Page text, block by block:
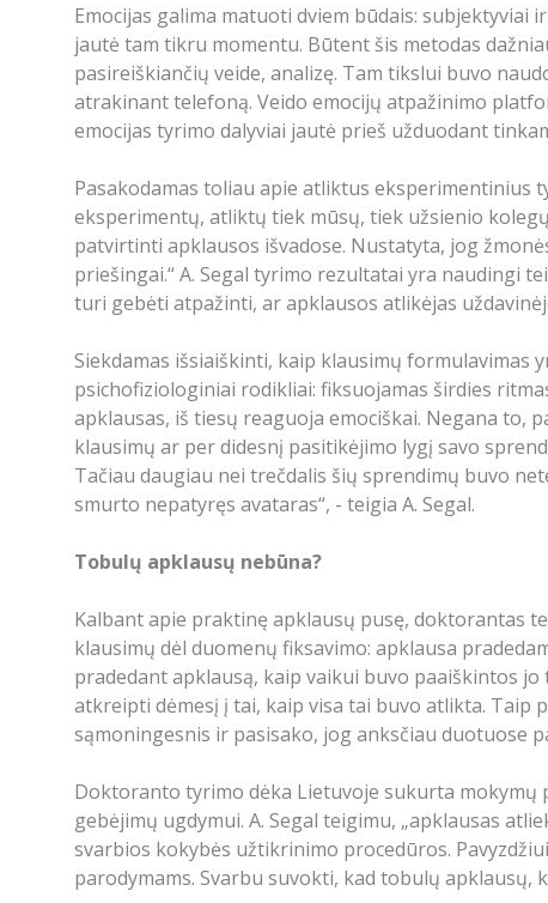
Emocijas galima matuoti dviem būdais:
jautė tam tikru momentu. Būtent šis metodas
pasireiškiančių veide, analizę. Tam tikslui buvo
atrakinant telefoną. Veido emocijų atpažinimo
emocijas tyrimo dalyviai jautė prieš užduodant
Pasakodamas toliau apie atliktus eksperimentinius
eksperimentų, atliktų tiek mūsų, tiek užsienio
patvirtinti apklausos išvadose. Nustatyta, jog
priešingai.“ A. Segal tyrimo rezultatai yra naudingi
turi gebėti atpažinti, ar apklausos atlikėjas
Siekdamas išsiaiškinti, kaip klausimų
psichofiziologiniai rodikliai: fiksuojamas širdies
apklausas, iš tiesų reaguoja emociškai. Negana to,
klausimų ar per didesnį pasitikėjimo lygį savo
Tačiau daugiau nei trečdalis šių sprendimų buvo
smurto nepatyręs avataras“, - teigia A. Segal.
Tobulų apklausų nebūna?
Kalbant apie praktinę apklausų pusę, doktorantas
klausimų dėl duomenų fiksavimo: apklausa
pradedant apklausą, kaip vaikui buvo paaiškintos
atkreipti dėmesį į tai, kaip visa tai buvo atlikta. Taip
sąmoningesnis ir pasisako, jog anksčiau duotuose
Doktoranto tyrimo dėka Lietuvoje sukurta
gebėjimų ugdymui. A. Segal teigimu, „apklausas
svarbios kokybės užtikrinimo procedūros.
parodymams. Svarbu suvokti, kad tobulų